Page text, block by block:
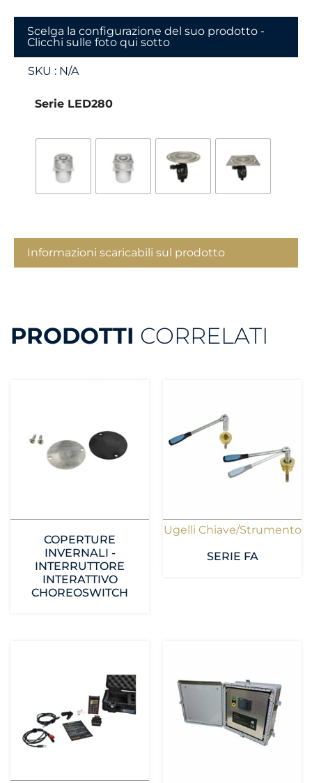
Scelga la configurazione del suo prodotto -
Clicchi sulle foto qui sotto
SKU : N/A
Serie LED280
Informazioni scaricabili sul prodotto
PRODOTTI CORRELATI
COPERTURE
INVERNALI -
INTERRUTTORE
INTERATTIVO
CHOREOSWITCH
Ugelli Chiave/Strumento
SERIE FA